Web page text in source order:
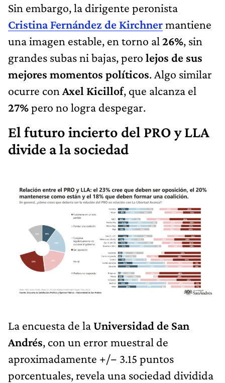
Sin embargo, la dirigente peronista
Cristina Fernández de Kirchnermantiene
una imagen estable, en torno al 26%, sin
grandes subas ni bajas, pero lejos de sus
mejores momentos políticos. Algo similar
ocurre con Axel Kicillof, que alcanza el
27%pero no logra despegar.
El futuro incierto del PRO y LLA
divide a la sociedad
La encuesta de laUniversidad de San
Andrés, con un error muestral de
aproximadamente +/− 3.15 puntos
porcentuales, revela una sociedad dividida